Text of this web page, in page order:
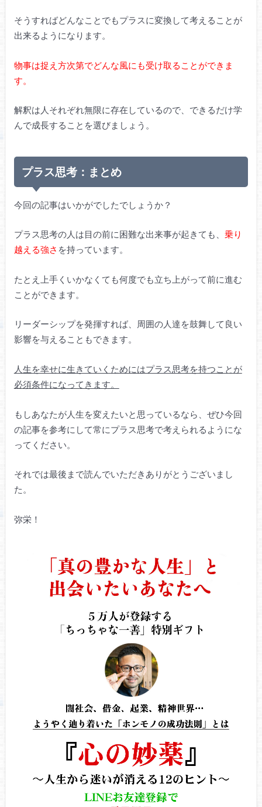
そうすればどんなことでもプラスに変換して考えることが
出来るようになります。
物事は捉え方次第でどんな風にも受け取ることができま
す。
解釈は人それぞれ無限に存在しているので、できるだけ学
んで成長することを選びましょう。
プラス思考：まとめ
今回の記事はいかがでしたでしょうか？
プラス思考の人は目の前に困難な出来事が起きても、 乗り
越える強さ を持っています。
たとえ上手くいかなくても何度でも立ち上がって前に進む
ことができます。
リーダーシップを発揮すれば、周囲の人達を鼓舞して良い
影響を与えることもできます。
人生を幸せに生きていくためにはプラス思考を持つことが
必須条件になってきます。
もしあなたが人生を変えたいと思っているなら、ぜひ今回
の記事を参考にして常にプラス思考で考えられるようにな
ってください。
それでは最後まで読んでいただきありがとうございまし
た。
弥栄！